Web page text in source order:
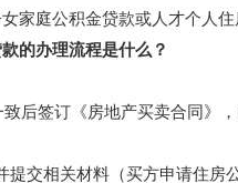
庭公积金贷款或人才个人住
的办理流程是什么 ？
签订《房地产买卖合同》，
相关材料（买方申请住房